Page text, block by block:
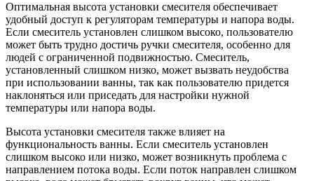
Оптимальная высота установки смесителя обеспечивает
удобный доступ к регуляторам температуры и напора воды.
Если смеситель установлен слишком высоко, пользователю
может быть трудно достичь ручки смесителя, особенно для
людей с ограниченной подвижностью. Смеситель,
установленный слишком низко, может вызвать неудобства
при использовании ванны, так как пользователю придется
наклоняться или приседать для настройки нужной
температуры или напора воды.
Высота установки смесителя также влияет на
функциональность ванны. Если смеситель установлен
слишком высоко или низко, может возникнуть проблема с
направлением потока воды. Если поток направлен слишком